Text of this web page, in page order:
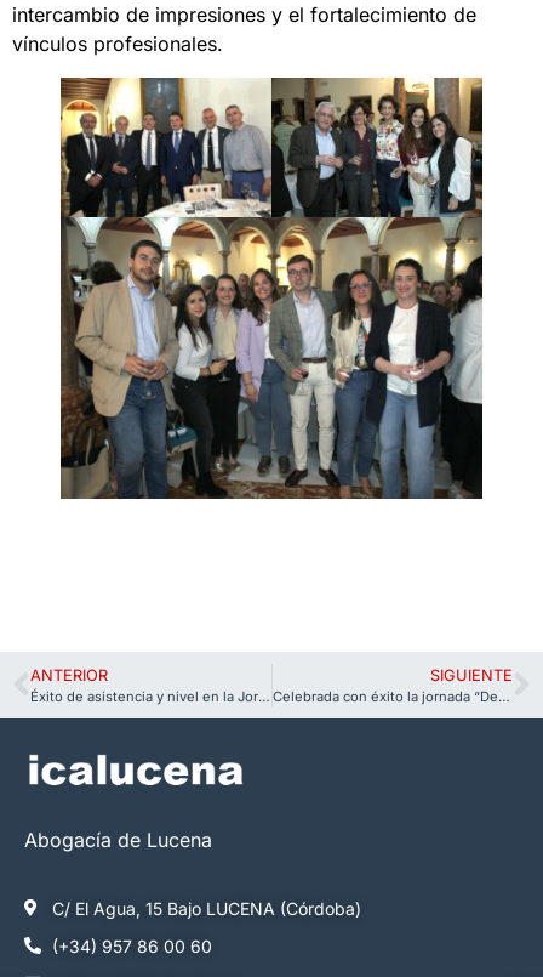
intercambio de impresiones y el fortalecimiento de
vínculos profesionales.
ANTERIOR
Éxito de asistencia y nivel en la Jornada Formativa sobre el nuevo Reglamento de Extranjería
SIGUIENTE
Celebrada con éxito la jornada “Derecho y Tauromaquia” en el Colegio
Abogacía de Lucena
C/ El Agua, 15 Bajo LUCENA (Córdoba)
(+34) 957 86 00 60